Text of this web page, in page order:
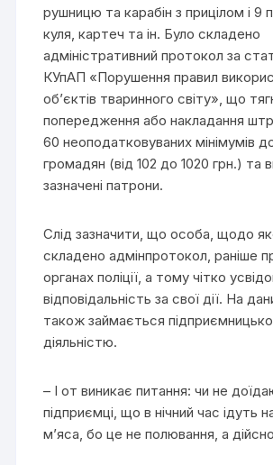
рушницю та карабін з прицілом і 9
куля, картеч та ін. Було складено
адміністративний протокол за
КУпАП «Порушення правил
об’єктів тваринного світу», що
попередження або накладання
60 неоподатковуваних мінімумів
громадян (від 102 до 1020 грн.) та
зазначені патрони.
Слід зазначити, що особа, щодо
складено адмінпротокол, раніше
органах поліції, а тому чітко
відповідальність за свої дії. На
також займається
діяльністю.
– І от виникає питання: чи не
підприємці, що в нічний час ідуть
м’яса, бо це не полювання, а